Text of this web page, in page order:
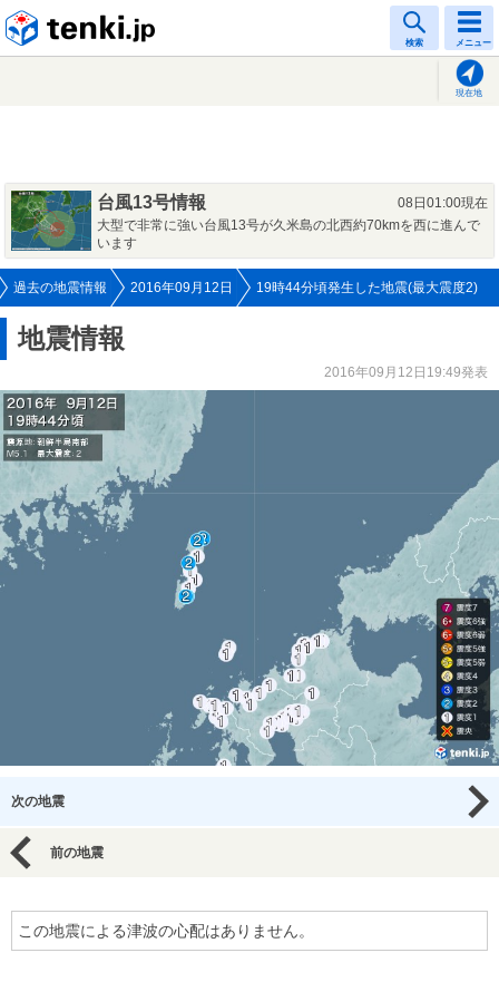
検索 メニュー
現在地
台風13号情報
08日01:00現在
大型で非常に強い台風13号が久米島の北西約70kmを西に進んで
います
過去の地震情報 2016年09月12日 19時44分頃発生した地震(最大震度2)
地震情報
2016年09月12日19:49発表
次の地震
前の地震
この地震による津波の心配はありません。